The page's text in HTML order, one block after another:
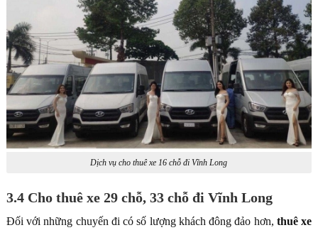
Dịch vụ cho thuê xe 16 chỗ đi Vĩnh Long
3.4 Cho thuê xe 29 chỗ, 33 chỗ đi Vĩnh Long
Đối với những chuyến đi có số lượng khách đông đảo hơn, thuê xe